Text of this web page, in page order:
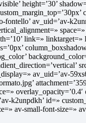
height=’30’
fontello’ av_uid=’av-
link=»
av_uid=’av-
k2unpdkh’ id=»
av-small-font-size=»